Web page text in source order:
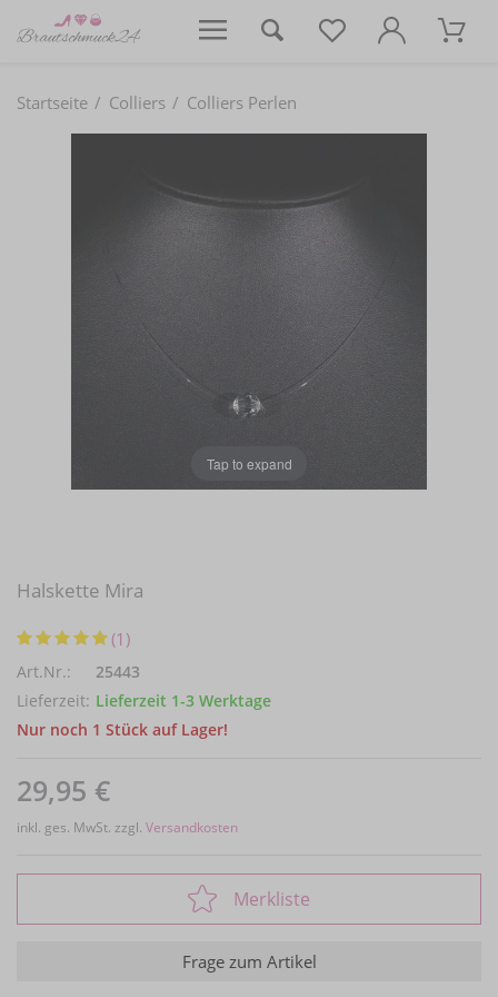
Startseite Colliers Colliers Perlen
Tap to expand
Halskette Mira
(1)
Art.Nr.:
25443
Lieferzeit: Lieferzeit 1-3 Werktage
Nur noch 1 Stück auf Lager!
29,95 €
inkl. ges. MwSt. zzgl. Versandkosten
Merkliste
Frage zum Artikel